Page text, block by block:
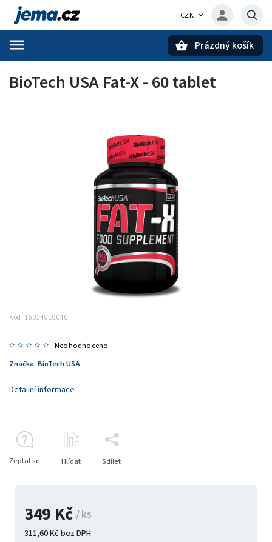
CZK
Prázdný košík
BioTech USA Fat-X - 60 tablet
Kód: 16014010040
Neohodnoceno
Značka: BioTech USA
349 Kč / ks
311,60 Kč bez DPH
Detailní informace
Zeptat se Hlídat Sdílet